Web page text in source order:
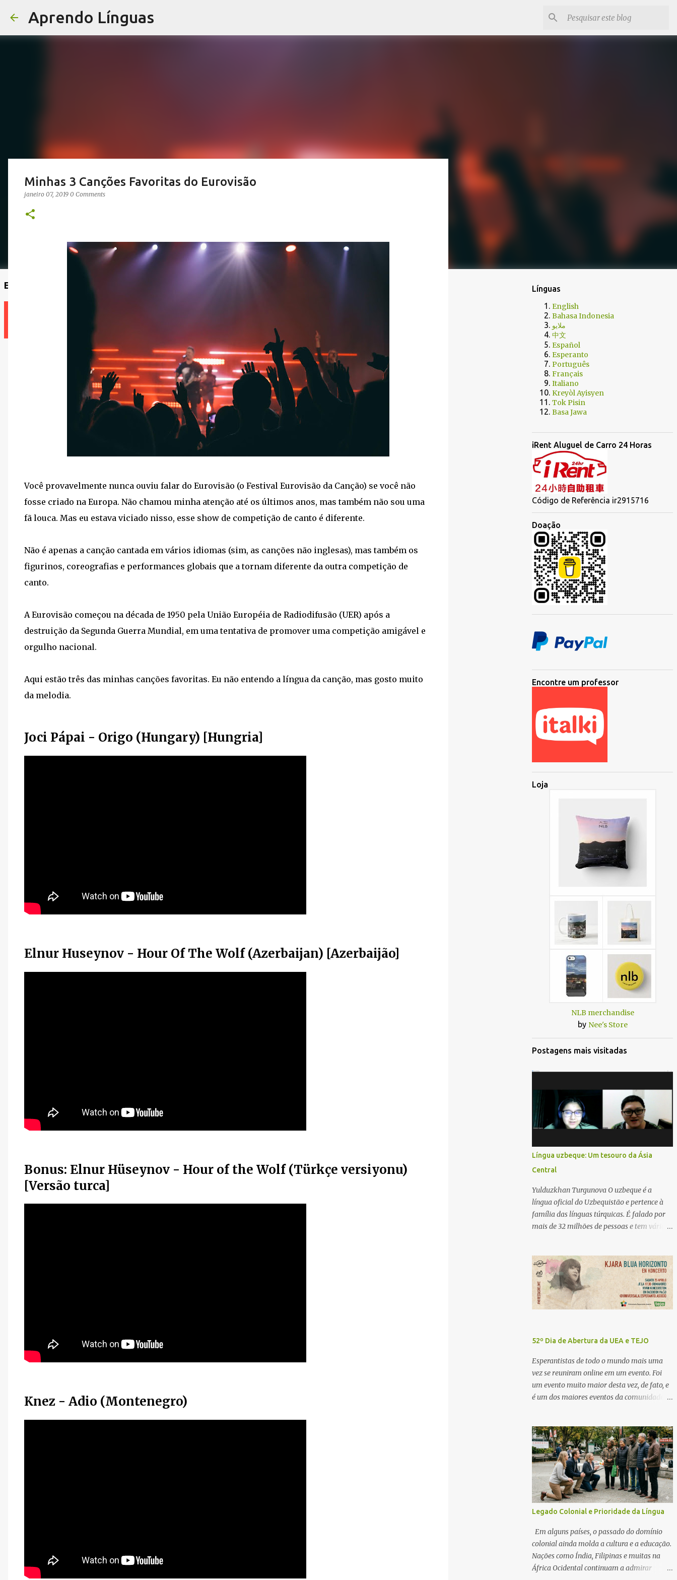
Aprendo Línguas
Encontre um professor
Minhas 3 Canções Favoritas do Eurovisão
janeiro 07, 2019 0 Comments
Você provavelmente nunca ouviu falar do Eurovisão (o Festival Eurovisão da Canção) se você não
fosse criado na Europa. Não chamou minha atenção até os últimos anos, mas também não sou uma
fã louca. Mas eu estava viciado nisso, esse show de competição de canto é diferente.
Não é apenas a canção cantada em vários idiomas (sim, as canções não inglesas), mas também os
figurinos, coreografias e performances globais que a tornam diferente da outra competição de
canto.
A Eurovisão começou na década de 1950 pela União Européia de Radiodifusão (UER) após a
destruição da Segunda Guerra Mundial, em uma tentativa de promover uma competição amigável e
orgulho nacional.
Aqui estão três das minhas canções favoritas. Eu não entendo a língua da canção, mas gosto muito
da melodia.
Joci Pápai - Origo (Hungary) [Hungria]
Elnur Huseynov - Hour Of The Wolf (Azerbaijan) [Azerbaijão]
Bonus: Elnur Hüseynov - Hour of the Wolf (Türkçe versiyonu)
[Versão turca]
Knez - Adio (Montenegro)
Línguas
English
Bahasa Indonesia
ملايو
中文
Español
Esperanto
Português
Français
Italiano
Kreyòl Ayisyen
Tok Pisin
Basa Jawa
iRent Aluguel de Carro 24 Horas
Código de Referência ir2915716
Doação
Encontre um professor
Loja
NLB merchandise
by Nee's Store
Postagens mais visitadas
Língua uzbeque: Um tesouro da Ásia
Central
Yulduzkhan Turgunova O uzbeque é a
língua oficial do Uzbequistão e pertence à
família das línguas túrquicas. É falado por
mais de 32 milhões de pessoas e tem vários
Historicamente escrito em alfabeto árabe, o
uzbeque fez a transição para o alfabeto
latino na década de 1920 e, mais tarde, para
o alfabeto cirílico durante a era soviética.
Desde a independência do Uzbequistão, em
promover o alfabeto latino. A língua reflete
influências do persa, árabe e russo,
tornando-se uma parte vital da identidade
da Ásia Central. Como entusiasta de línguas,
as línguas túrquicas são também um
popular, o turco. Depois li algures que o
uzbeque é até a língua túrquica mais fácil
porque não tem harmonia vocálica e outros
aspetos das línguas túrquicas. É muito fácil
encont...
52º Dia de Abertura da UEA e TEJO
Esperantistas de todo o mundo mais uma
vez se reuniram online em um evento. Foi
um evento muito maior desta vez, de fato, e
é um dos maiores eventos da comunidade
Legado Colonial e Prioridade da Língua
Em alguns países, o passado do domínio
colonial ainda molda a cultura e a educação.
Nações como Índia, Filipinas e muitas na
África Ocidental continuam a admirar